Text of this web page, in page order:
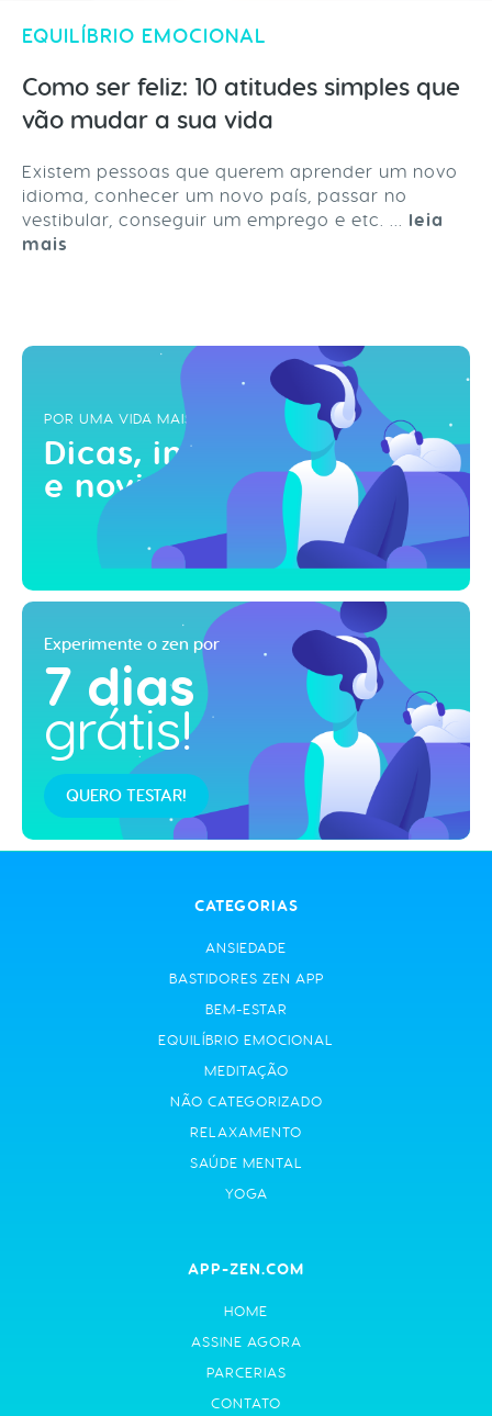
EQUILÍBRIO EMOCIONAL
Como ser feliz: 10 atitudes simples que
vão mudar a sua vida
Existem pessoas que querem aprender um novo
idioma, conhecer um novo país, passar no
vestibular, conseguir um emprego e etc. ... leia
mais
POR UMA VIDA MAIS ZEN
Dicas, inspirações
e novidades!
Experimente o zen por
7 dias
grátis!
QUERO TESTAR!
CATEGORIAS
ANSIEDADE
BASTIDORES ZEN APP
BEM-ESTAR
EQUILÍBRIO EMOCIONAL
MEDITAÇÃO
NÃO CATEGORIZADO
RELAXAMENTO
SAÚDE MENTAL
YOGA
APP-ZEN.COM
HOME
ASSINE AGORA
PARCERIAS
CONTATO